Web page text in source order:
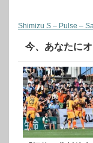
Shimizu S – Pulse –
今、あなたに